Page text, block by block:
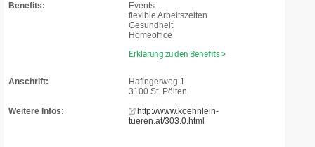
Benefits:
Events
flexible Arbeitszeiten
Gesundheit
Homeoffice
Erklärung zu den Benefits >
Anschrift:
Hafingerweg 1
3100 St. Pölten
Weitere Infos:
http://www.koehnlein-
tueren.at/303.0.html